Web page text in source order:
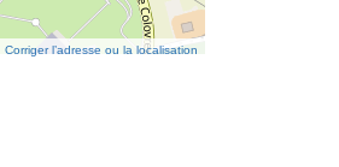
Corriger l’adresse ou la localisation